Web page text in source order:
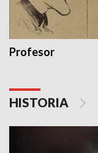
Profesor
HISTORIA